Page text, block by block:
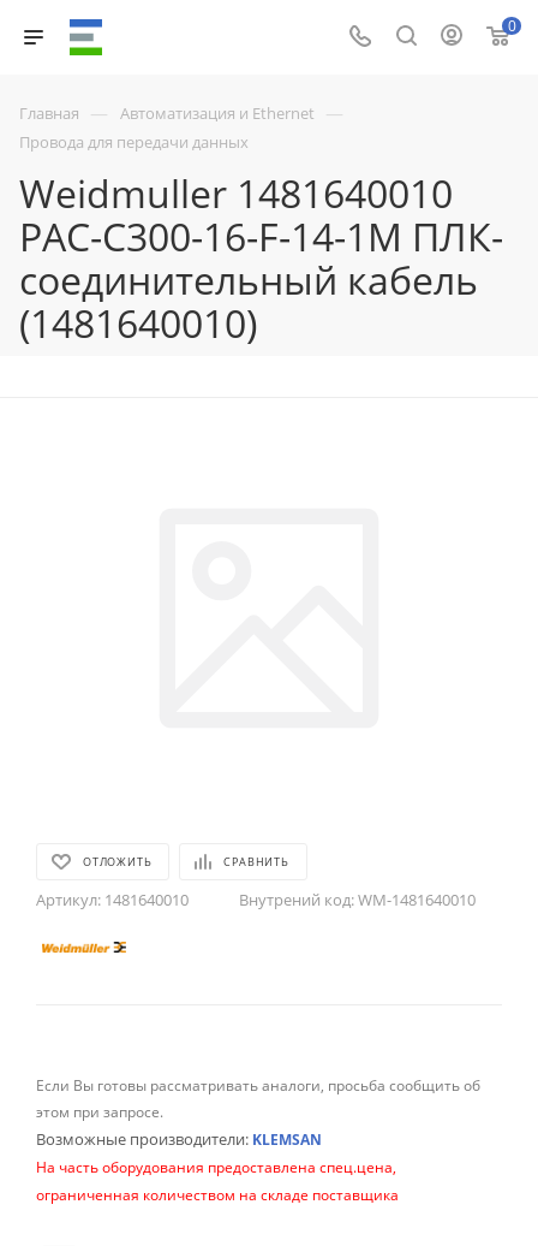
0
Главная — Автоматизация и Ethernet —
Провода для передачи данных
Weidmuller 1481640010
PAC-C300-16-F-14-1M ПЛК-
соединительный кабель
(1481640010)
ОТЛОЖИТЬ СРАВНИТЬ
Артикул: 1481640010 Внутрений код:WM-1481640010
Если Вы готовы рассматривать аналоги, просьба сообщить об
этом при запросе.
Возможные производители: KLEMSAN
На часть оборудования предоставлена спец.цена,
ограниченная количеством на складе поставщика